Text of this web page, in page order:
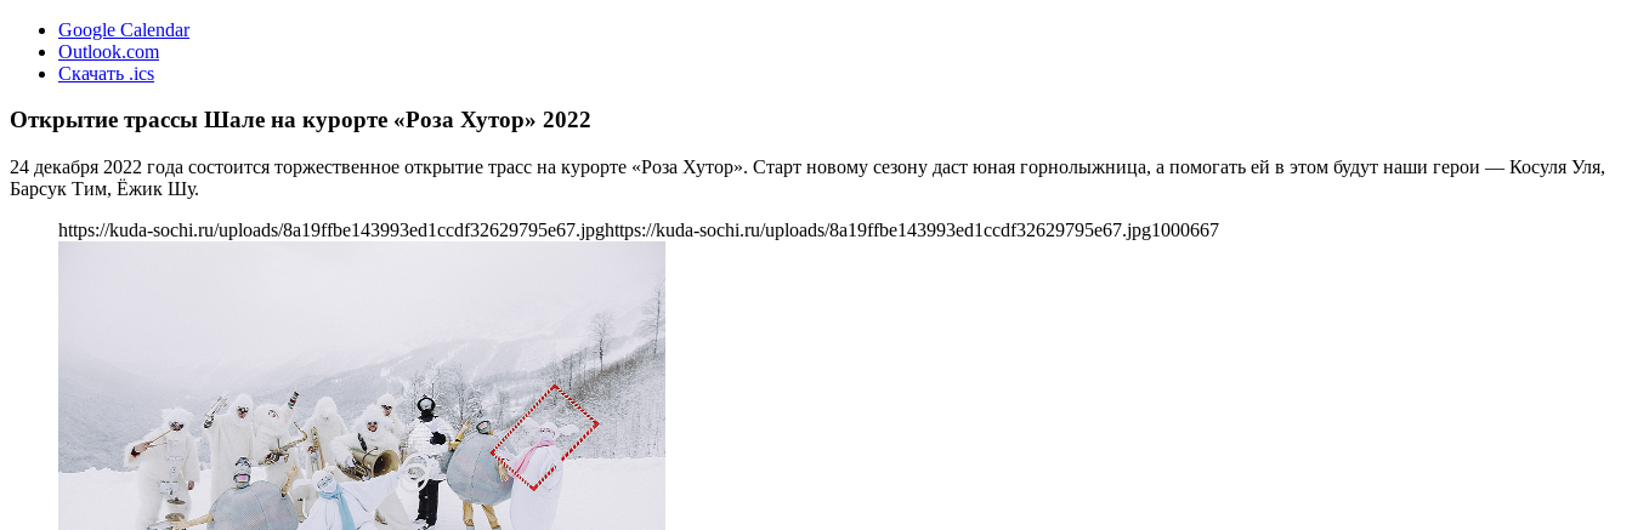
Google Calendar
Outlook.com
Скачать .ics
Открытие трассы Шале на курорте «Роза Хутор» 2022
24 декабря 2022 года состоится торжественное открытие трасс на курорте «Роза Хутор». Старт новому сезону даст юная горнолыжница, а помогать ей в этом будут наши герои — Косуля Уля,
Барсук Тим, Ёжик Шу.
https://kuda-sochi.ru/uploads/8a19ffbe143993ed1ccdf32629795e67.jpghttps://kuda-sochi.ru/uploads/8a19ffbe143993ed1ccdf32629795e67.jpg1000667